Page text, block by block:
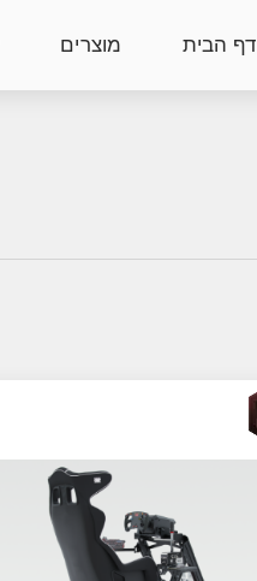
דף הבית מוצרים